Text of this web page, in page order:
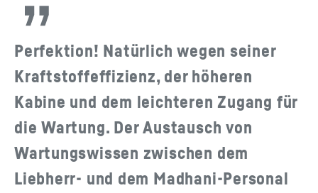
Perfektion! Natürlich wegen seiner
Kraftstoffeffizienz, der höheren
Kabine und dem leichteren Zugang für
die Wartung. Der Austausch von
Wartungswissen zwischen dem
Liebherr- und dem Madhani-Personal